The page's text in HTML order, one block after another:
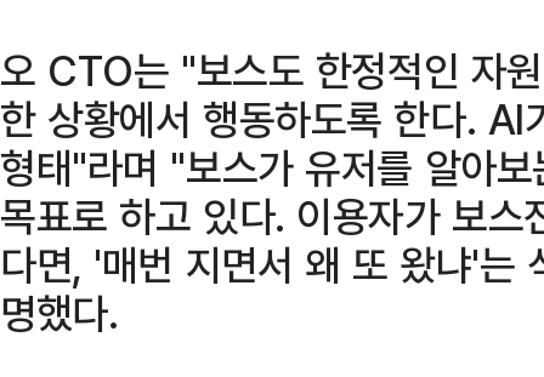
오 CTO는 "보스도 한정적인 자
한 상황에서 행동하도록 한다.
형태"라며 "보스가 유저를 알아
목표로 하고 있다. 이용자가 보
다면, '매번 지면서 왜 또 왔냐'는
명했다.